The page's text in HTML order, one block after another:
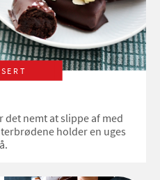
det nemt at slippe af med
holder en uges